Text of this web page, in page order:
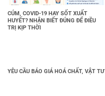
CÚM, COVID-19 HAY SỐT XUẤT
HUYẾT? NHẬN BIẾT ĐÚNG ĐỂ ĐIỀU
TRỊ KỊP THỜI
YÊU CẦU BÁO GIÁ HOÁ CHẤT, VẬT TƯ